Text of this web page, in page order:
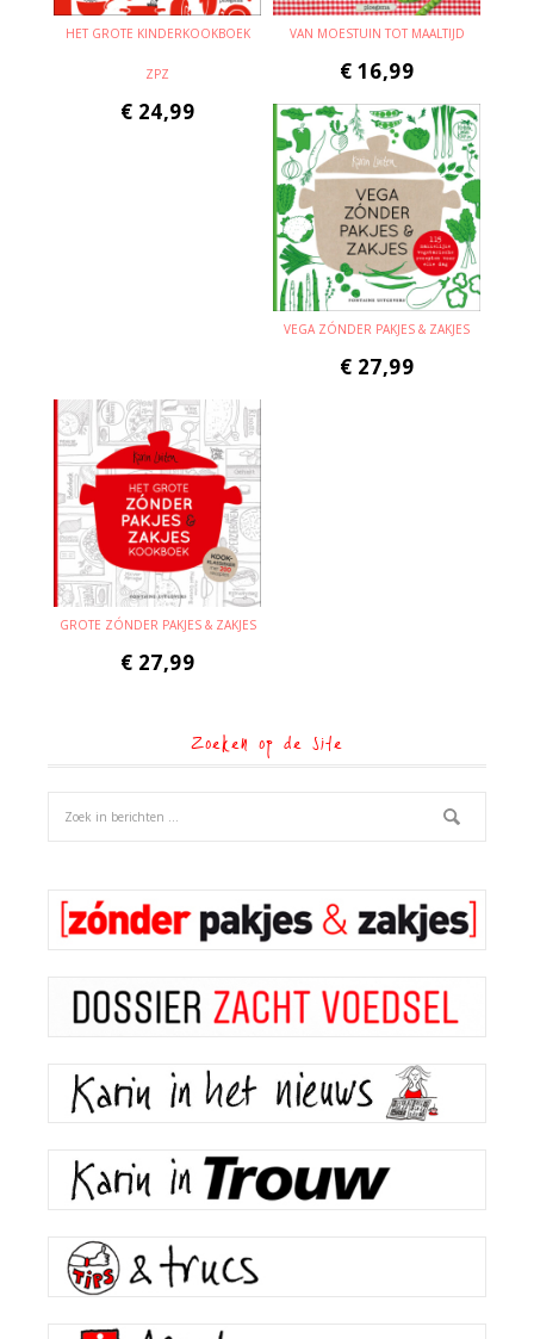
HET GROTE KINDERKOOKBOEK
ZPZ
€ 24,99
VAN MOESTUIN TOT MAALTIJD
€ 16,99
VEGA ZÓNDER PAKJES & ZAKJES
€ 27,99
GROTE ZÓNDER PAKJES & ZAKJES
€ 27,99
Zoeken op de site